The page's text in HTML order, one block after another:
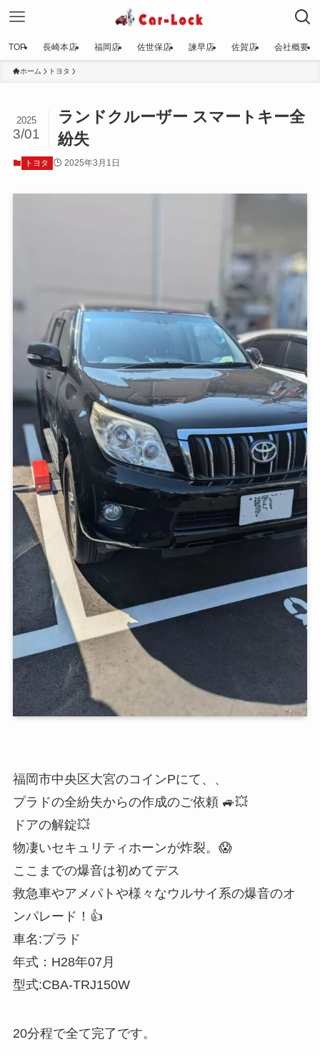
TOP 長崎本店 福岡店 佐世保店 諫早店 佐賀店 会社概要
ホーム トヨタ
ランドクルーザー スマートキー全
紛失
2025
3/01
トヨタ 2025年3月1日
福岡市中央区大宮のコインPにて、、
プラドの全紛失からの作成のご依頼 🚙💥
ドアの解錠💥
物凄いセキュリティホーンが炸裂。😱
ここまでの爆音は初めてデス
救急車やアメパトや様々なウルサイ系の爆音のオ
ンパレード！👍
車名:プラド
年式：H28年07月
型式:CBA-TRJ150W
20分程で全て完了です。